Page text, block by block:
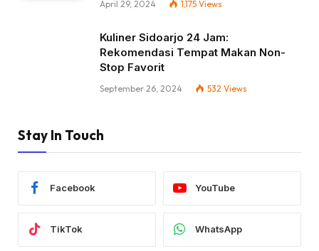
April 29, 2024 1,175 Views
Kuliner Sidoarjo 24 Jam:
Rekomendasi Tempat Makan Non-
Stop Favorit
September 26, 2024 532 Views
Stay In Touch
Facebook YouTube
TikTok WhatsApp